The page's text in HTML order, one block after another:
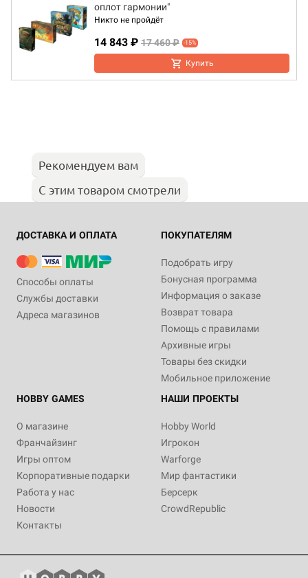
оплот гармонии"
Никто не пройдёт
14 843 ₽ 17 460 ₽ -15%
Купить
Рекомендуем вам
С этим товаром смотрели
ДОСТАВКА И ОПЛАТА
Способы оплаты
Службы доставки
Адреса магазинов
ПОКУПАТЕЛЯМ
Подобрать игру
Бонусная программа
Информация о заказе
Возврат товара
Помощь с правилами
Архивные игры
Товары без скидки
Мобильное приложение
HOBBY GAMES
О магазине
Франчайзинг
Игры оптом
Корпоративные подарки
Работа у нас
Новости
Контакты
НАШИ ПРОЕКТЫ
Hobby World
Игрокон
Warforge
Мир фантастики
Берсерк
CrowdRepublic